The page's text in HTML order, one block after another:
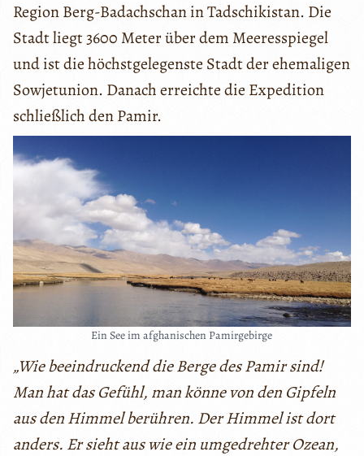
Region Berg-Badachschan in Tadschikistan. Die
Stadt liegt 3600 Meter über dem Meeresspiegel
und ist die höchstgelegenste Stadt der ehemaligen
Sowjetunion. Danach erreichte die Expedition
schließlich den Pamir.
Ein See im afghanischen Pamirgebirge
„Wie beeindruckend die Berge des Pamir sind!
Man hat das Gefühl, man könne von den Gipfeln
aus den Himmel berühren. Der Himmel ist dort
anders. Er sieht aus wie ein umgedrehter Ozean,